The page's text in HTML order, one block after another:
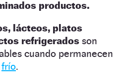
productos.
lácteos, platos
refrigerados son
cuando permanecen
frío.